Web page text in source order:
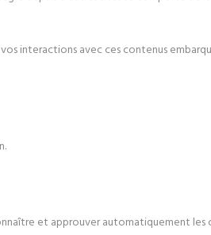
interactions avec ces contenus
et approuver automatiquement les